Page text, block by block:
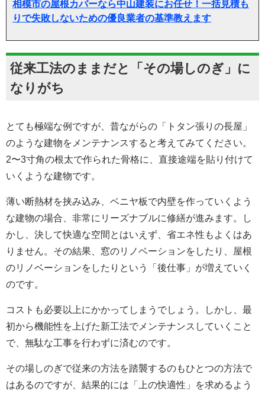
相模市の屋根カバーなら中山建装にお任せ！一括見積も
りで失敗しないための優良業者の基準教えます
従来工法のままだと「その場しのぎ」に
なりがち
とても極端な例ですが、昔ながらの「トタン張りの長屋」
のような建物をメンテナンスすると考えてみてください。
2〜3寸角の根太で作られた骨格に、直接途端を貼り付けて
いくような建物です。
薄い断熱材を挟み込み、ベニヤ板で内壁を作っていくよう
な建物の場合、非常にリーズナブルに修繕が進みます。し
かし、決して快適な空間とはいえず、省エネ性もよくはあ
りません。その結果、窓のリノベーションをしたり、屋根
のリノベーションをしたりという「後仕事」が増えていく
のです。
コストも必要以上にかかってしまうでしょう。しかし、最
初から機能性を上げた新工法でメンテナンスしていくこと
で、無駄な工事を行わずに済むのです。
その場しのぎで従来の方法を踏襲するのもひとつの方法で
はあるのですが、結果的には「上の快適性」を求めるよう